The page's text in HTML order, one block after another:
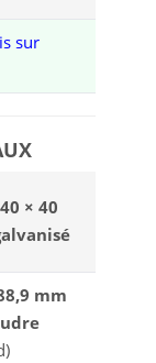
sur
40 × 40
mm